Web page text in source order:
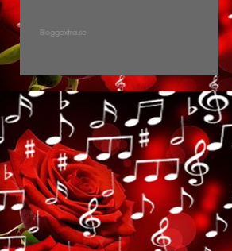
Bloggextra.se